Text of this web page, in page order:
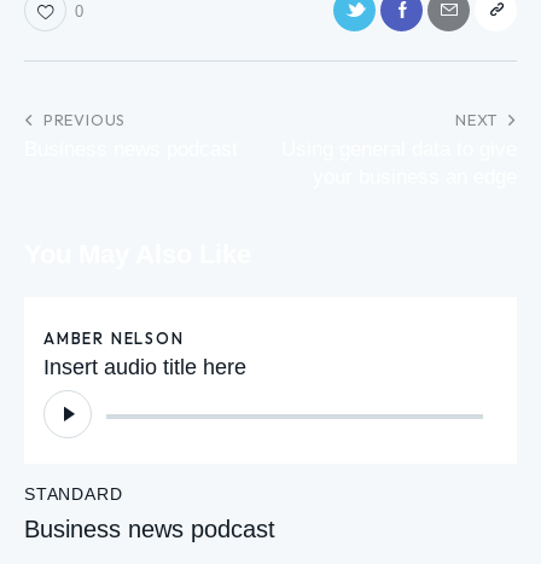
0
PREVIOUS NEXT
AMBER NELSON
Insert audio title here
Audio
Player
STANDARD
Business news podcast